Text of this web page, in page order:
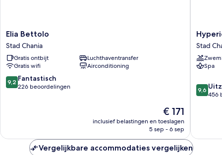
Elia
Bettolo
Stad
Chania
Elia Bettolo
Stad Chania
Gratis ontbijt
Luchthaventransfer
Gratis wifi
Airconditioning
9.2
van
9,2 Fantastisch
226 beoordelingen
De
prijs
is
€ 171
inclusief belastingen en toeslagen
5 sep - 6 sep
City
Hotel
Stad
Chania
Stad
Spa
9.6
van
9,6
456
Vergelijkbare accommodaties vergelijken